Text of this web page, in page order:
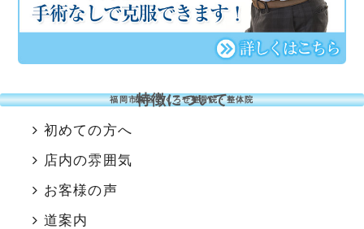
福岡市南区のくろせ整骨院・整体院
特徴について
初めての方へ
店内の雰囲気
お客様の声
道案内